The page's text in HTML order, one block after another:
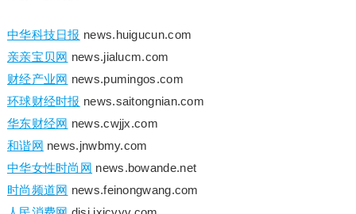
中华科技日报 news.huigucun.com
亲亲宝贝网 news.jialucm.com
财经产业网 news.pumingos.com
环球财经时报 news.saitongnian.com
华东财经网 news.cwjjx.com
和谐网 news.jnwbmy.com
中华女性时尚网 news.bowande.net
时尚频道网 news.feinongwang.com